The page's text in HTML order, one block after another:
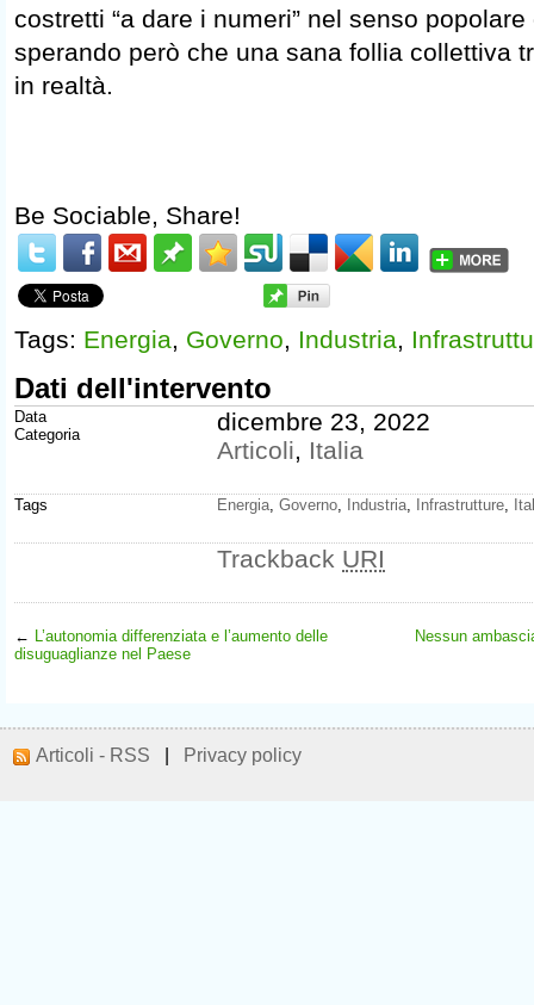
costretti “a dare i numeri” nel senso
sperando però che una sana follia collettiva
in realtà.
Be Sociable, Share!
Tags: Energia, Governo, Industria,
Dati dell'intervento
Data
Categoria
dicembre 23, 2022
Articoli, Italia
Tags Energia, Governo, Industria, Infrastrutture,
Trackback URI
← L’autonomia differenziata e l’aumento delle
disuguaglianze nel Paese
Nessun
Articoli - RSS Privacy policy